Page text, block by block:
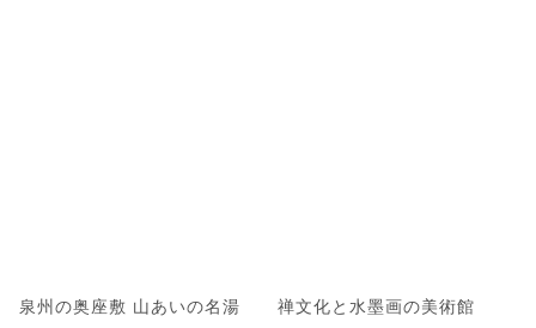
泉州の奥座敷 山あいの名湯 禅文化と水墨画の美術館